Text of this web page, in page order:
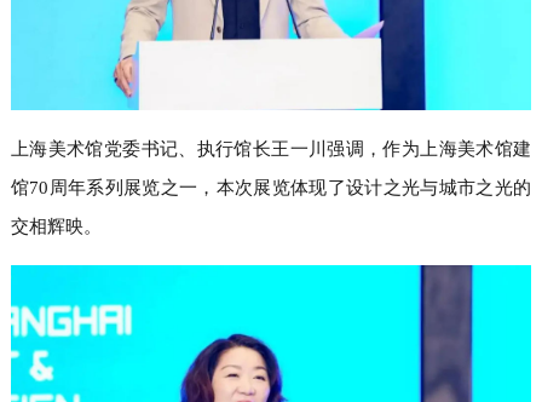
上海美术馆党委书记、执行馆长王一川强调，作为上海美术馆建
馆70周年系列展览之一，本次展览体现了设计之光与城市之光的
交相辉映。